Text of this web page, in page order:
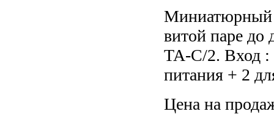
Миниатюрный
витой паре до
TA-C/2. Вход :
питания + 2
Цена на